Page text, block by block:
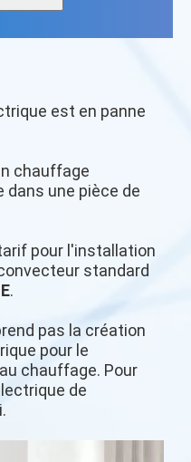
est en panne
chauffage
une pièce de
pour l'installation
standard
.
pas la création
pour le
chauffage. Pour
de